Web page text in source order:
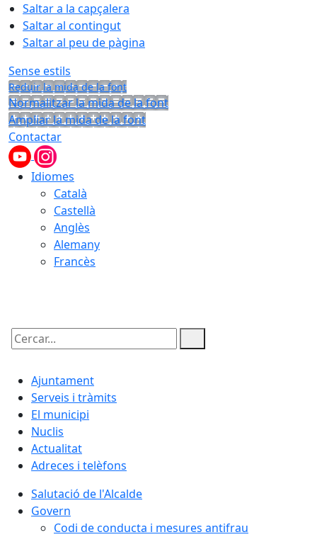
Saltar a la capçalera
Saltar al contingut
Saltar al peu de pàgina
Sense estils
Reduir la mida de la font
Normalitzar la mida de la font
Ampliar la mida de la font
Contactar
Idiomes
Català
Castellà
Anglès
Alemany
Francès
Cercar:
Ajuntament
Serveis i tràmits
El municipi
Nuclis
Actualitat
Adreces i telèfons
Salutació de l'Alcalde
Govern
Codi de conducta i mesures antifrau